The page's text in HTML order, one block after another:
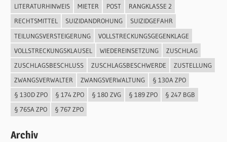
LITERATURHINWEIS
MIETER POST
RANGKLASSE 2
RECHTSMITTEL
SUIZIDANDROHUNG
SUIZIDGEFAHR
TEILUNGSVERSTEIGERUNG
VOLLSTRECKUNGSGEGENKLAGE
VOLLSTRECKUNGSKLAUSEL
WIEDEREINSETZUNG
ZUSCHLAG
ZUSCHLAGSBESCHLUSS
ZUSCHLAGSBESCHWERDE
ZUSTELLUNG
ZWANGSVERWALTER
ZWANGSVERWALTUNG
§ 130A ZPO
§ 130D ZPO
§ 174 ZPO § 180 ZVG § 189 ZPO
§ 247 BGB
§ 765A ZPO
§ 767 ZPO
Archiv